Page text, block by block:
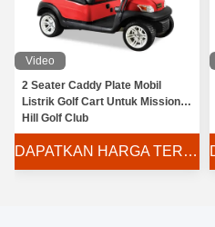
Video
2 Seater Caddy Plate Mobil
Listrik Golf Cart Untuk Mission
Hill Golf Club
DAPATKAN HARGA TERBAIK